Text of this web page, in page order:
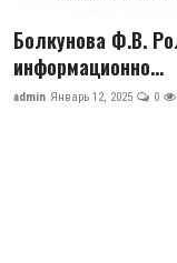
Болкунова Ф.В.
информационно...
admin Январь 12, 2025 0